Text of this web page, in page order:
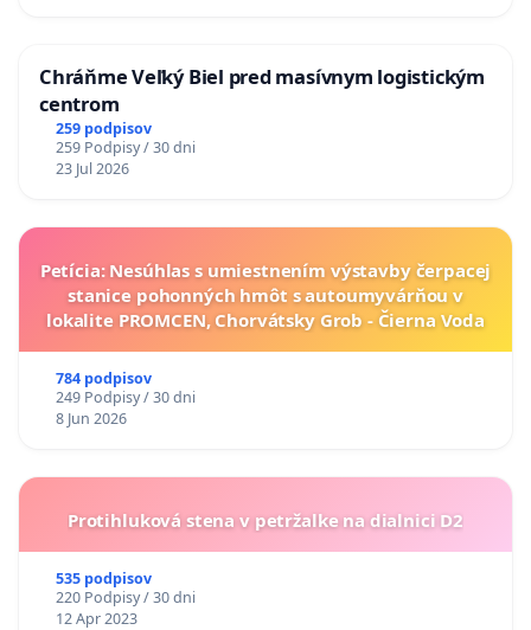
Mgr. Simona Vašíčková
MUDr. Lesya Geci
Mgr. Adam Virčík
Apolónia Sejková
Mgr. Ľudmila Vysocká
Chráňme Veľký Biel pred masívnym logistickým
centrom
259 podpisov
259 Podpisy / 30 dni
23 Jul 2026
Petícia: Nesúhlas s umiestnením výstavby čerpacej
stanice pohonných hmôt s autoumyvárňou v
lokalite PROMCEN, Chorvátsky Grob - Čierna Voda
784 podpisov
249 Podpisy / 30 dni
8 Jun 2026
Protihluková stena v petržalke na dialnici D2
535 podpisov
220 Podpisy / 30 dni
12 Apr 2023